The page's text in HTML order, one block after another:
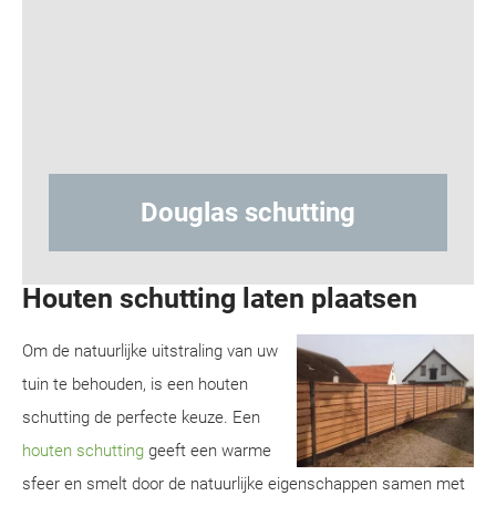
Douglas schutting
Houten schutting laten plaatsen
Om de natuurlijke uitstraling van uw
tuin te behouden, is een houten
schutting de perfecte keuze. Een
houten schutting geeft een warme
sfeer en smelt door de natuurlijke eigenschappen samen met